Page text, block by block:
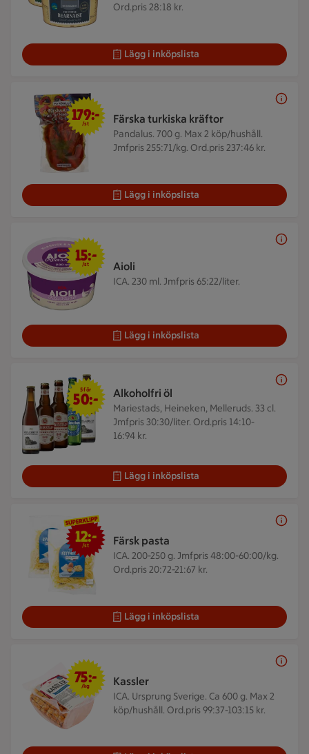
Ord.pris 28:18 kr.
Lägg i inköpslista
Färska turkiska kräftor
Pandalus. 700 g. Max 2 köp/hushåll.
Jmfpris 255:71/kg. Ord.pris 237:46 kr.
179 kr/st
179:-
/st
Lägg i inköpslista
Aioli
ICA. 230 ml. Jmfpris 65:22/liter.
15 kr/st
15:-
/st
Lägg i inköpslista
Alkoholfri öl
Mariestads, Heineken, Melleruds. 33 cl.
Jmfpris 30:30/liter. Ord.pris 14:10-
16:94 kr.
5 för 50 kr
5 för
50:-
Lägg i inköpslista
Färsk pasta
ICA. 200-250 g. Jmfpris 48:00-60:00/kg.
Ord.pris 20:72-21:67 kr.
12 kr/st
12:-
/st
Lägg i inköpslista
Kassler
ICA. Ursprung Sverige. Ca 600 g. Max 2
köp/hushåll. Ord.pris 99:37-103:15 kr.
75 kr/kg
75:-
/kg